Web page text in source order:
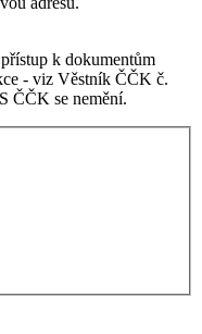
k dokumentům
- viz Věstník ČČK č.
ČČK se nemění.